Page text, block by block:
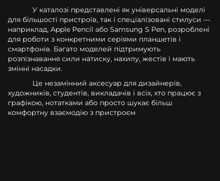
У каталозі представлені як універсальні моделі
для більшості пристроїв, так і спеціалізовані стилуси —
наприклад, Apple Pencil або Samsung S Pen, розроблені
для роботи з конкретними серіями планшетів і
смартфонів. Багато моделей підтримують
розпізнавання сили натиску, нахилу, жестів і мають
змінні насадки.
Це незамінний аксесуар для дизайнерів,
художників, студентів, викладачів і всіх, хто працює з
графікою, нотатками або просто шукає більш
комфортну взаємодію з пристроєм